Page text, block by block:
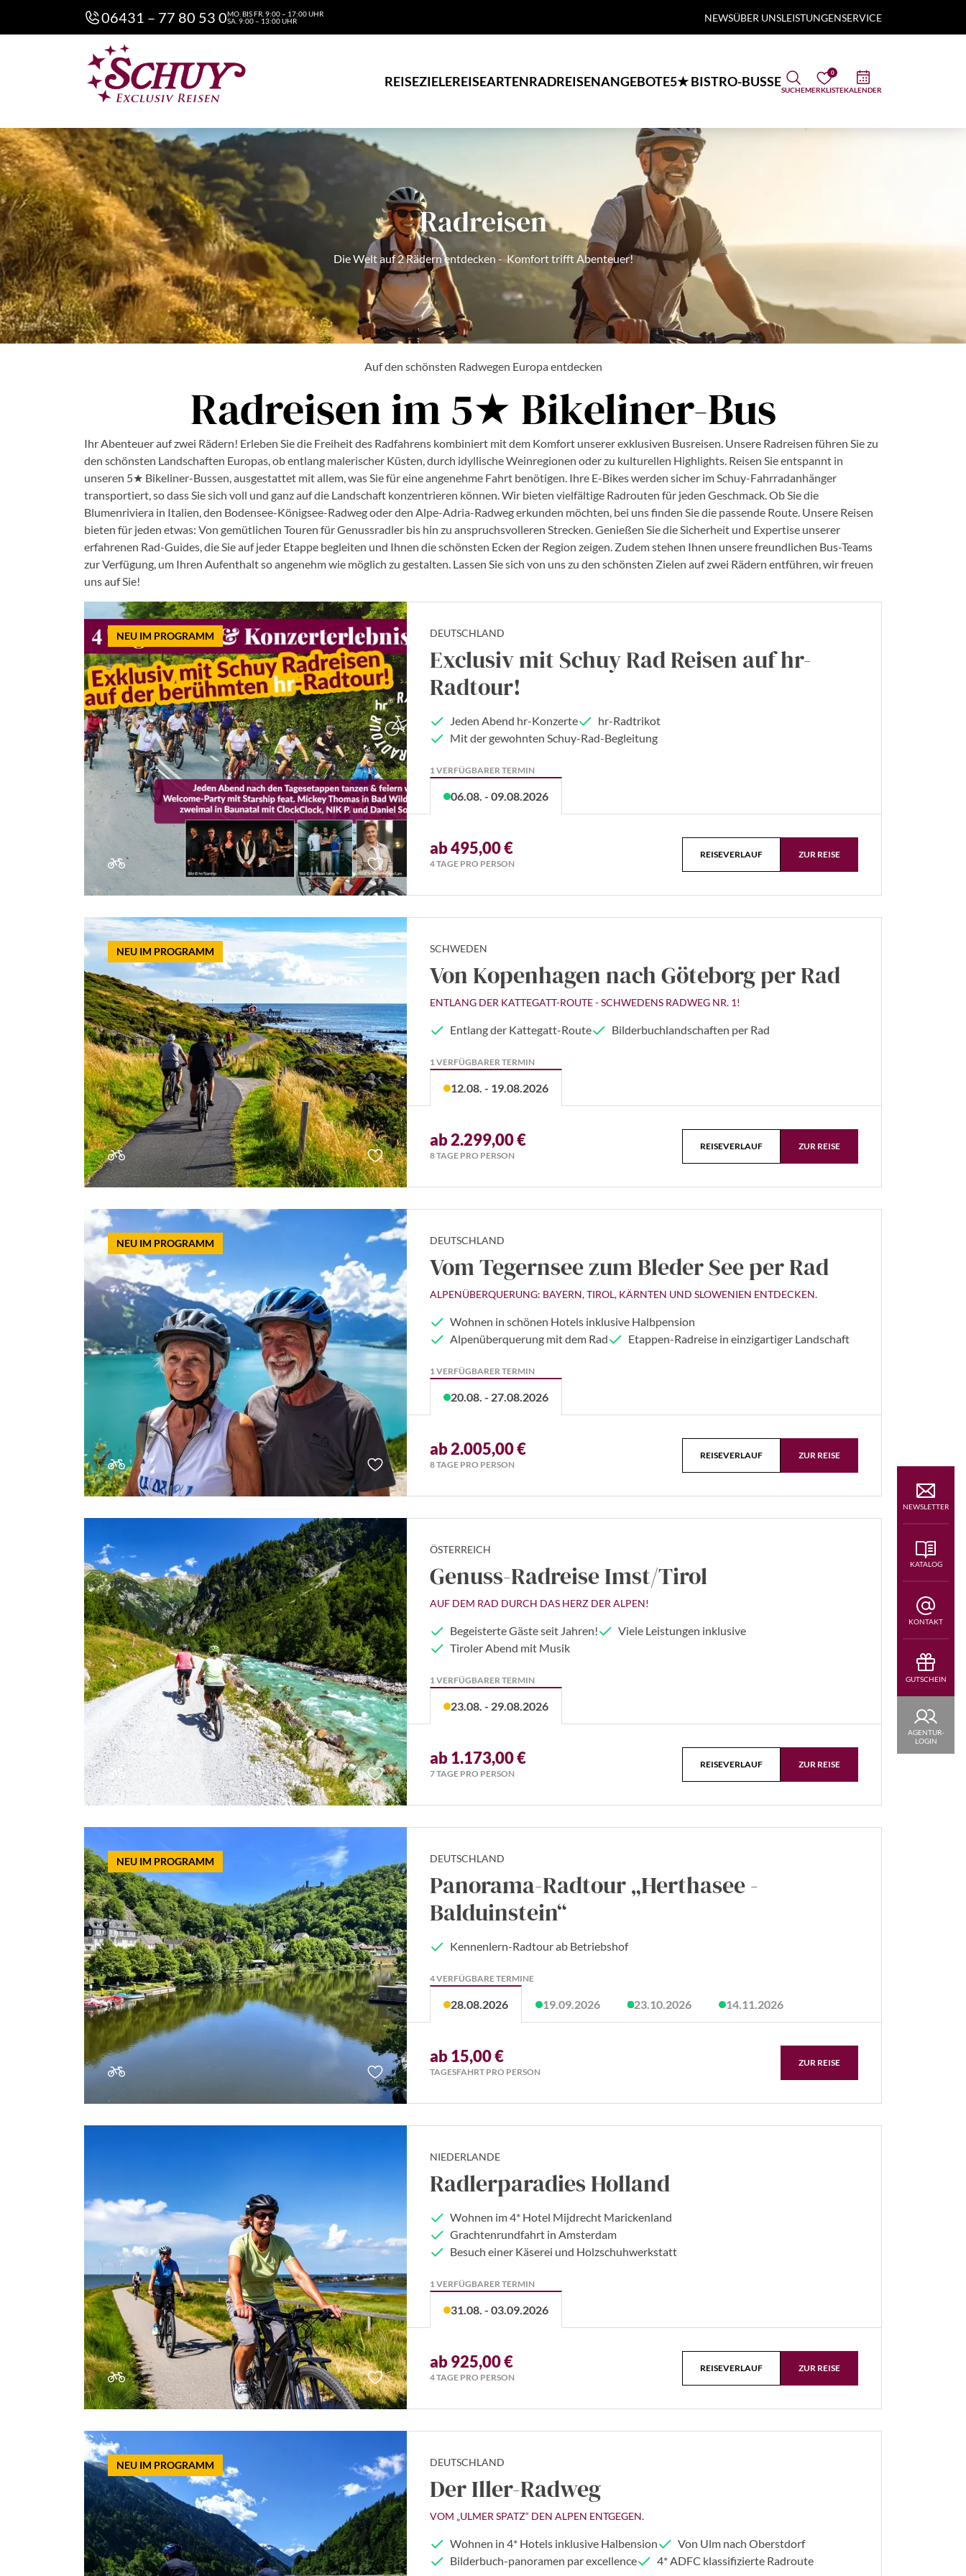
06431 – 77 80 53 0MO. BIS FR. 9:00 – 17:00 UHR
SA. 9:00 – 13:00 UHR
NEWSÜBER UNSLEISTUNGENSERVICE
REISEZIELEREISEARTENRADREISENANGEBOTE5★ BISTRO-BUSSE
SUCHE
0
MERKLISTEKALENDER
Radreisen
Die Welt auf 2 Rädern entdecken - Komfort trifft Abenteuer!
Auf den schönsten Radwegen Europa entdecken
Radreisen im 5★ Bikeliner-Bus
Ihr Abenteuer auf zwei Rädern! Erleben Sie die Freiheit des Radfahrens kombiniert mit dem Komfort unserer exklusiven Busreisen. Unsere Radreisen führen Sie zu
den schönsten Landschaften Europas, ob entlang malerischer Küsten, durch idyllische Weinregionen oder zu kulturellen Highlights. Reisen Sie entspannt in
unseren 5★ Bikeliner-Bussen, ausgestattet mit allem, was Sie für eine angenehme Fahrt benötigen. Ihre E-Bikes werden sicher im Schuy-Fahrradanhänger
transportiert, so dass Sie sich voll und ganz auf die Landschaft konzentrieren können. Wir bieten vielfältige Radrouten für jeden Geschmack. Ob Sie die
Blumenriviera in Italien, den Bodensee-Königsee-Radweg oder den Alpe-Adria-Radweg erkunden möchten, bei uns finden Sie die passende Route. Unsere Reisen
bieten für jeden etwas: Von gemütlichen Touren für Genussradler bis hin zu anspruchsvolleren Strecken. Genießen Sie die Sicherheit und Expertise unserer
erfahrenen Rad-Guides, die Sie auf jeder Etappe begleiten und Ihnen die schönsten Ecken der Region zeigen. Zudem stehen Ihnen unsere freundlichen Bus-Teams
zur Verfügung, um Ihren Aufenthalt so angenehm wie möglich zu gestalten. Lassen Sie sich von uns zu den schönsten Zielen auf zwei Rädern entführen, wir freuen
uns auf Sie!
NEU IM PROGRAMM DEUTSCHLAND
Exclusiv mit Schuy Rad Reisen auf hr-
Radtour!
Jeden Abend hr-Konzerte
hr-Radtrikot
Mit der gewohnten Schuy-Rad-Begleitung
1 VERFÜGBARER TERMIN
06.08. - 09.08.2026
ab 495,00 €
4 TAGE PRO PERSON
REISEVERLAUF ZUR REISE
NEU IM PROGRAMM SCHWEDEN
Von Kopenhagen nach Göteborg per Rad
ENTLANG DER KATTEGATT-ROUTE - SCHWEDENS RADWEG NR. 1!
Entlang der Kattegatt-Route Bilderbuchlandschaften per Rad
1 VERFÜGBARER TERMIN
12.08. - 19.08.2026
ab 2.299,00 €
8 TAGE PRO PERSON
REISEVERLAUF ZUR REISE
NEU IM PROGRAMM DEUTSCHLAND
Vom Tegernsee zum Bleder See per Rad
ALPENÜBERQUERUNG: BAYERN, TIROL, KÄRNTEN UND SLOWENIEN ENTDECKEN.
Wohnen in schönen Hotels inklusive Halbpension
Alpenüberquerung mit dem Rad
Etappen-Radreise in einzigartiger Landschaft
1 VERFÜGBARER TERMIN
20.08. - 27.08.2026
ab 2.005,00 €
8 TAGE PRO PERSON
REISEVERLAUF ZUR REISE
ÖSTERREICH
Genuss-Radreise Imst/Tirol
AUF DEM RAD DURCH DAS HERZ DER ALPEN!
Begeisterte Gäste seit Jahren!
Viele Leistungen inklusive
Tiroler Abend mit Musik
1 VERFÜGBARER TERMIN
23.08. - 29.08.2026
ab 1.173,00 €
7 TAGE PRO PERSON
REISEVERLAUF ZUR REISE
NEU IM PROGRAMM DEUTSCHLAND
Panorama-Radtour „Herthasee -
Balduinstein“
Kennenlern-Radtour ab Betriebshof
4 VERFÜGBARE TERMINE
28.08.2026 19.09.2026 23.10.2026 14.11.2026
ab 15,00 €
TAGESFAHRT PRO PERSON
ZUR REISE
NIEDERLANDE
Radlerparadies Holland
Wohnen im 4* Hotel Mijdrecht Marickenland
Grachtenrundfahrt in Amsterdam
Besuch einer Käserei und Holzschuhwerkstatt
1 VERFÜGBARER TERMIN
31.08. - 03.09.2026
ab 925,00 €
4 TAGE PRO PERSON
REISEVERLAUF ZUR REISE
NEU IM PROGRAMM DEUTSCHLAND
Der Iller-Radweg
VOM „ULMER SPATZ“ DEN ALPEN ENTGEGEN.
Wohnen in 4* Hotels inklusive Halbension
Von Ulm nach Oberstdorf
Bilderbuch-panoramen par excellence
4* ADFC klassifizierte Radroute
NEWSLETTER
KATALOG
KONTAKT
GUTSCHEIN
AGENTUR-
LOGIN